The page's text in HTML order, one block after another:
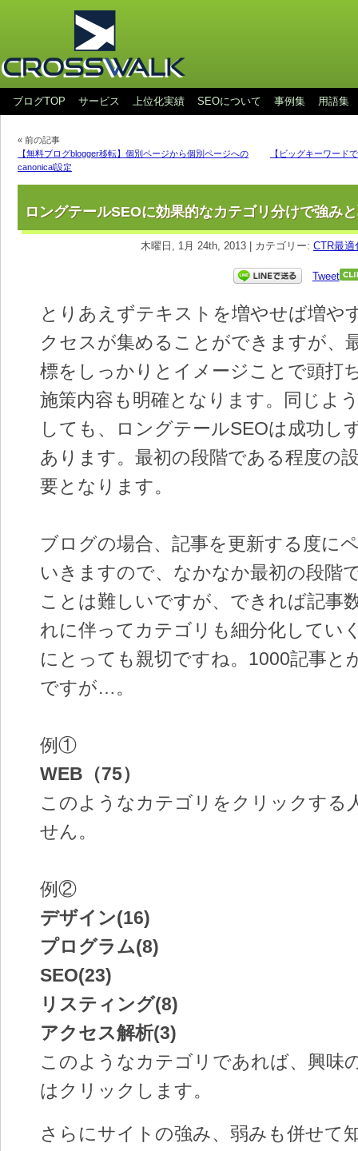
ブログTOP サービス 上位化実績 SEOについて 事例集 用語集
« 前の記事
【無料ブログblogger移転】個別ページから個別ページへの
canonical設定
【ビッグキーワード
ロングテールSEOに効果的なカテゴリ分けで強み
木曜日, 1月 24th, 2013 | カテゴリー: CTR最適
Tweet
とりあえずテキストを増やせば増や
クセスが集めることができますが、
標をしっかりとイメージことで頭打
施策内容も明確となります。同じよ
しても、ロングテールSEOは成功し
あります。最初の段階である程度の
要となります。
ブログの場合、記事を更新する度に
いきますので、なかなか最初の段階
ことは難しいですが、できれば記事
れに伴ってカテゴリも細分化してい
にとっても親切ですね。1000記事と
ですが…。
例①
WEB（75）
このようなカテゴリをクリックする
せん。
例②
デザイン(16)
プログラム(8)
SEO(23)
リスティング(8)
アクセス解析(3)
このようなカテゴリであれば、興味
はクリックします。
さらにサイトの強み、弱みも併せて